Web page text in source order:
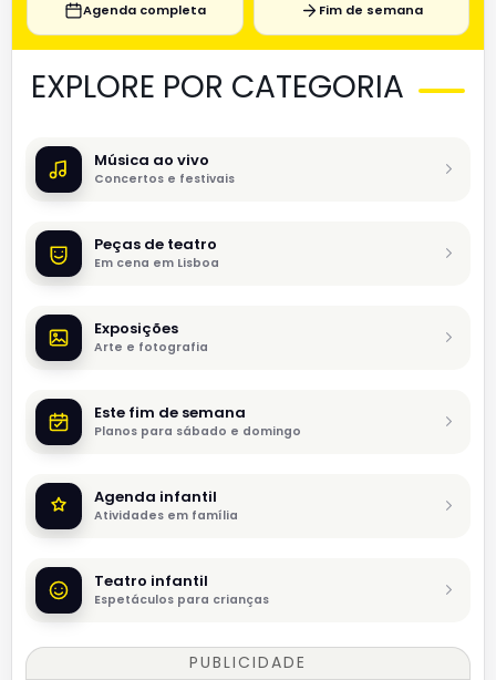
Agenda completa Fim de semana
EXPLORE POR CATEGORIA
Música ao vivo
Concertos e festivais
Peças de teatro
Em cena em Lisboa
Exposições
Arte e fotografia
Este fim de semana
Planos para sábado e domingo
Agenda infantil
Atividades em família
Teatro infantil
Espetáculos para crianças
PUBLICIDADE